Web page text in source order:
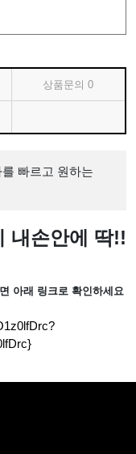
상품문의0
빠르고 원하는
내손안에 딱!!
아래 링크로 확인하세요